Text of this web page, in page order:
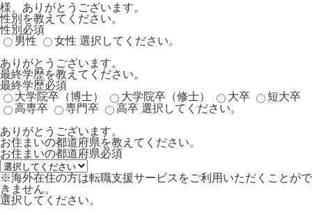
様、ありがとうございます。
性別を教えてください。
性別 必須
男性
女性 選択してください。
ありがとうございます。
最終学歴を教えてください。
最終学歴必須
大学院卒（博士）
大学院卒（修士） 大卒
短大卒
高専卒
専門卒 高卒 選択してください。
ありがとうございます。
お住まいの都道府県を教えてください。
お住まいの都道府県必須
※海外在住の方は転職支援サービスをご利用いただくことがで
きません。
選択してください。